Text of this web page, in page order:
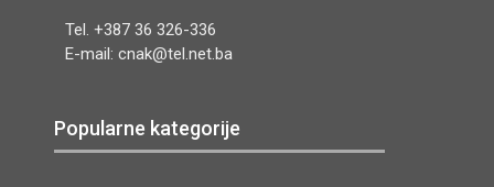
Tel. +387 36 326-336
E-mail: cnak@tel.net.ba
Popularne kategorije